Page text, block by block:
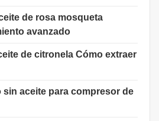
de rosa mosqueta
avanzado
de citronela Cómo extraer
sin aceite para compresor de